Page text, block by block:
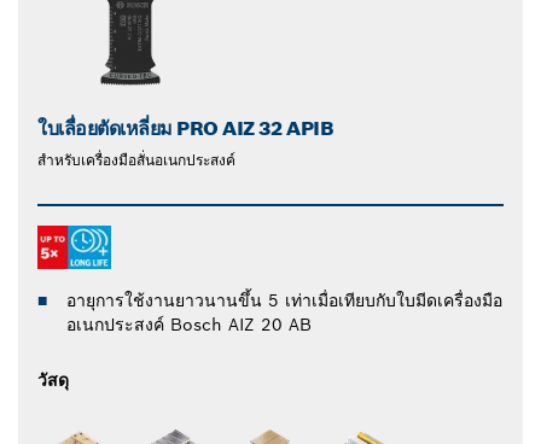
ใบเลื่อยตัดเหลี่ยม PRO AIZ 32 APIB
สำหรับเครื่องมือสั่นอเนกประสงค์
อายุการใช้งานยาวนานขึ้น 5 เท่าเมื่อเทียบกับใบมีดเครื่องมือ
อเนกประสงค์ Bosch AIZ 20 AB
วัสดุ